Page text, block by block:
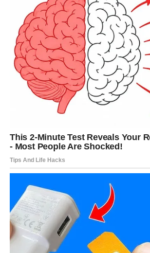
FINANSIJE I POSAO
Bik sada ulazi u period u kojem može da
ide nabolje.”
moguć je priliv novca ili rešavanje
dogovor, isplata, bonus ili prilika koja
početak plana koji će se “uhvatiti” i rasti
Bik shvata da se stabilnost gradi polako –
traje.
LJUBAV
U ljubavi Bik traži sigurnost, vernost, mir.
dobije – boli ga, ali ne dramatizuje, već
Sada dolazi olakšanje: